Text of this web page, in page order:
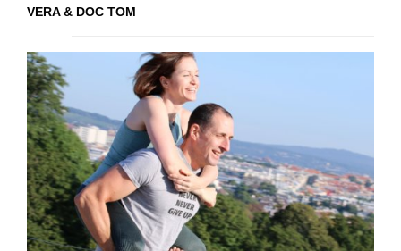
VERA & DOC TOM